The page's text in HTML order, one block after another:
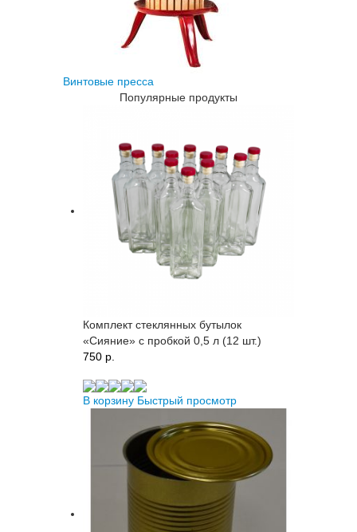
Винтовые пресса
Популярные продукты
Комплект стеклянных бутылок
«Сияние» с пробкой 0,5 л (12 шт.)
750 p.
В корзину Быстрый просмотр